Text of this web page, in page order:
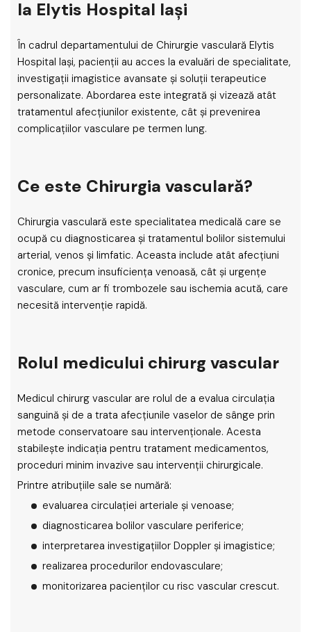
la Elytis Hospital Iași
În cadrul departamentului de Chirurgie vasculară Elytis
Hospital Iași, pacienții au acces la evaluări de specialitate,
investigații imagistice avansate și soluții terapeutice
personalizate. Abordarea este integrată și vizează atât
tratamentul afecțiunilor existente, cât și prevenirea
complicațiilor vasculare pe termen lung.
Ce este Chirurgia vasculară?
Chirurgia vasculară este specialitatea medicală care se
ocupă cu diagnosticarea și tratamentul bolilor sistemului
arterial, venos și limfatic. Aceasta include atât afecțiuni
cronice, precum insuficiența venoasă, cât și urgențe
vasculare, cum ar fi trombozele sau ischemia acută, care
necesită intervenție rapidă.
Rolul medicului chirurg vascular
Medicul chirurg vascular are rolul de a evalua circulația
sanguină și de a trata afecțiunile vaselor de sânge prin
metode conservatoare sau intervenționale. Acesta
stabilește indicația pentru tratament medicamentos,
proceduri minim invazive sau intervenții chirurgicale.
Printre atribuțiile sale se numără:
evaluarea circulației arteriale și venoase;
diagnosticarea bolilor vasculare periferice;
interpretarea investigațiilor Doppler și imagistice;
realizarea procedurilor endovasculare;
monitorizarea pacienților cu risc vascular crescut.